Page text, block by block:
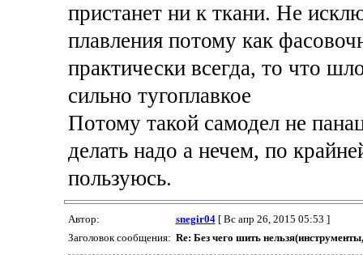
пристанет ни к ткани. Не
плавления потому как
практически всегда, то что
сильно тугоплавкое
Потому такой самодел не
делать надо а нечем, по
пользуюсь.
Автор: snegir04[ Вс апр 26, 2015 05:53 ]
Заголовок сообщения: Re: Без чего шить